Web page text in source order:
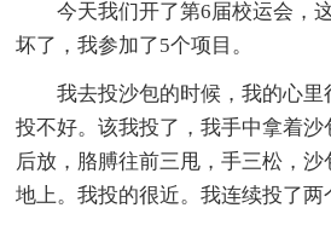
今天我们开了第6届校运会，
坏了，我参加了5个项目。
我去投沙包的时候，我的心里
投不好。该我投了，我手中拿着
后放，胳膊往前三甩，手三松，
地上。我投的很近。我连续投了两